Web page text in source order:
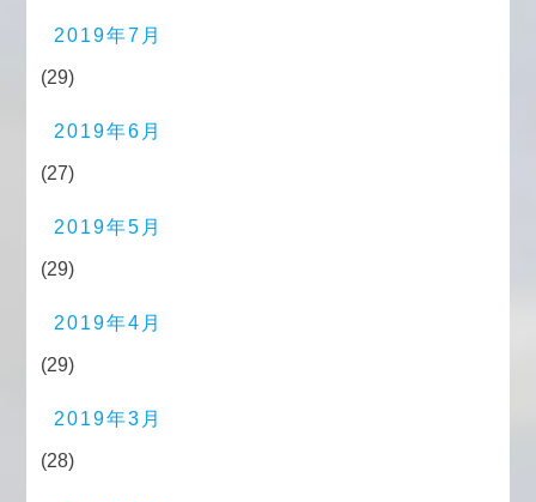
2019年7月
(29)
2019年6月
(27)
2019年5月
(29)
2019年4月
(29)
2019年3月
(28)